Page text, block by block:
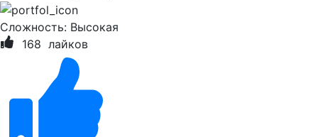
Сложность: Высокая
168 лайков